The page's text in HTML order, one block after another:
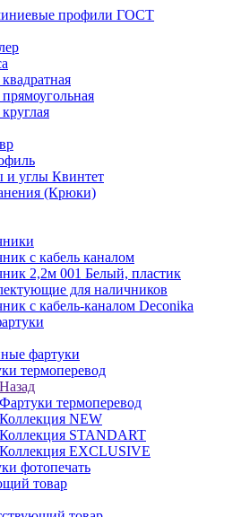
профили ГОСТ
и углы Квинтет
(Крюки)
с кабель каналом
2,2м 001 Белый, пластик
для наличников
с кабель-каналом Deconika
фартуки
термоперевод
Назад
Фартуки термоперевод
Коллекция NEW
Коллекция STANDART
Коллекция EXCLUSIVE
фотопечать
товар